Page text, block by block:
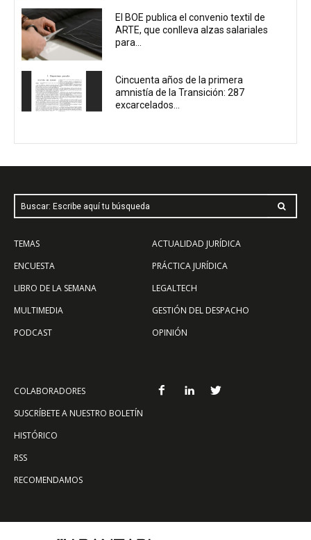
El BOE publica el convenio textil de
ARTE, que conlleva alzas salariales
para...
Cincuenta años de la primera
amnistía de la Transición: 287
excarcelados...
Buscar: Escribe aquí tu búsqueda
TEMAS
ENCUESTA
LIBRO DE LA SEMANA
MULTIMEDIA
PODCAST
ACTUALIDAD JURÍDICA
PRÁCTICA JURÍDICA
LEGALTECH
GESTIÓN DEL DESPACHO
OPINIÓN
COLABORADORES
SUSCRÍBETE A NUESTRO BOLETÍN
HISTÓRICO
RSS
RECOMENDAMOS